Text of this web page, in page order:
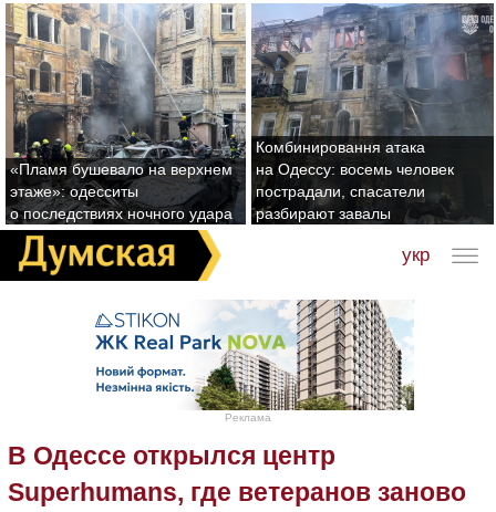
«Пламя бушевало на верхнем
этаже»: одесситы
о последствиях ночного удара
Комбинировання атака
на Одессу: восемь человек
пострадали, спасатели
разбирают завалы
укр
Реклама
В Одессе открылся центр
Superhumans, где ветеранов заново